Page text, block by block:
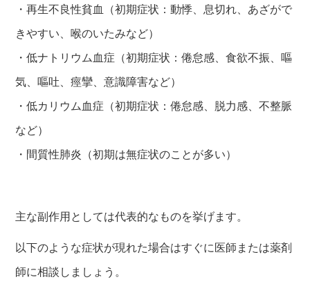
・再生不良性貧血（初期症状：動悸、息切れ、あざがで
きやすい、喉のいたみなど）
・低ナトリウム血症（初期症状：倦怠感、食欲不振、嘔
気、嘔吐、痙攣、意識障害など）
・低カリウム血症（初期症状：倦怠感、脱力感、不整脈
など）
・間質性肺炎（初期は無症状のことが多い）
主な副作用としては代表的なものを挙げます。
以下のような症状が現れた場合はすぐに医師または薬剤
師に相談しましょう。